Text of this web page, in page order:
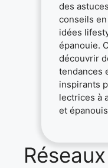
des
conseils
idées
épanouie.
découvrir
tendances
inspirants
lectrices à
et